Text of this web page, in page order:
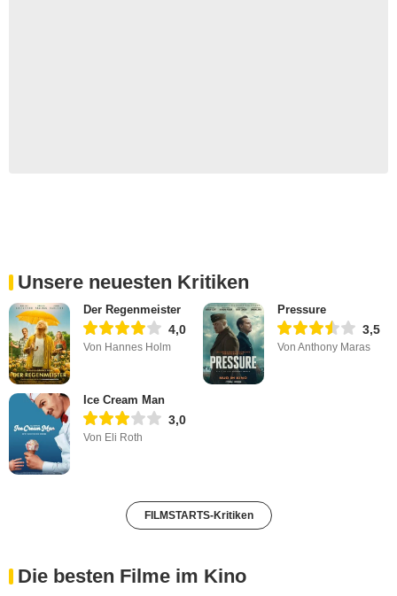
Unsere neuesten Kritiken
Der Regenmeister
4,0
Von Hannes Holm
Pressure
3,5
Von Anthony Maras
Ice Cream Man
3,0
Von Eli Roth
FILMSTARTS-Kritiken
Die besten Filme im Kino